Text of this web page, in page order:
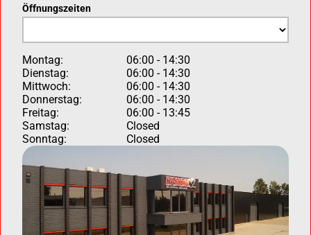
Öffnungszeiten
Montag:
06:00 - 14:30
Dienstag:
06:00 - 14:30
Mittwoch:
06:00 - 14:30
Donnerstag:
06:00 - 14:30
Freitag:
06:00 - 13:45
Samstag:
Closed
Sonntag:
Closed